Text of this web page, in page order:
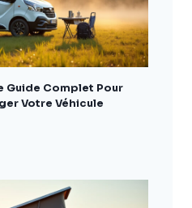
Guide Complet Pour
Votre Véhicule